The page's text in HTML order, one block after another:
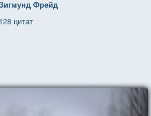
Фрейд
128 цитат